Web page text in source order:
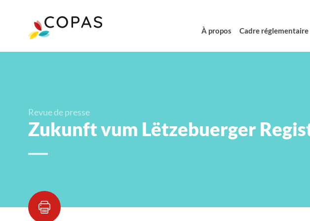
À propos Cadre réglementaire
Revue de presse
Zukunft vum Lëtzebuerger